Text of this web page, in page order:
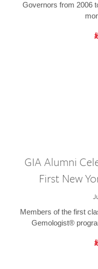
Governors from 2006
GIA Alumni
First New
Members of the first
Gemologist®